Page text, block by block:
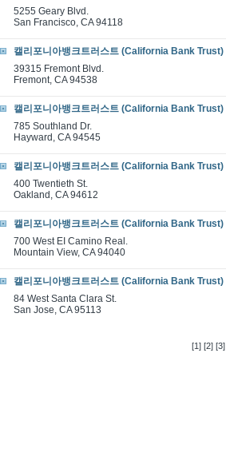
5255 Geary Blvd.
San Francisco, CA 94118
캘리포니아뱅크트러스트 (California Bank Trust)
39315 Fremont Blvd.
Fremont, CA 94538
캘리포니아뱅크트러스트 (California Bank Trust)
785 Southland Dr.
Hayward, CA 94545
캘리포니아뱅크트러스트 (California Bank Trust)
400 Twentieth St.
Oakland, CA 94612
캘리포니아뱅크트러스트 (California Bank Trust)
700 West EI Camino Real.
Mountain View, CA 94040
캘리포니아뱅크트러스트 (California Bank Trust)
84 West Santa Clara St.
San Jose, CA 95113
[1] [2] [3]